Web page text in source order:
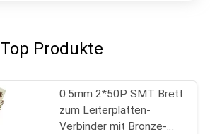
Top Produkte
0.5mm 2*50P SMT Brett
zum Leiterplatten-
Verbinder mit Bronze-